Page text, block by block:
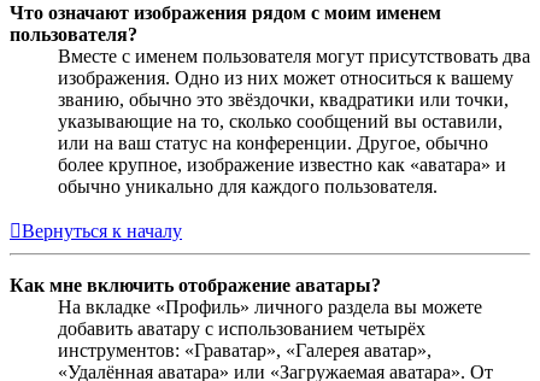
Что означают изображения рядом с моим именем
пользователя?
Вместе с именем пользователя могут присутствовать два
изображения. Одно из них может относиться к вашему
званию, обычно это звёздочки, квадратики или точки,
указывающие на то, сколько сообщений вы оставили,
или на ваш статус на конференции. Другое, обычно
более крупное, изображение известно как «аватара» и
обычно уникально для каждого пользователя.
Вернуться к началу
Как мне включить отображение аватары?
На вкладке «Профиль» личного раздела вы можете
добавить аватару с использованием четырёх
инструментов: «Граватар», «Галерея аватар»,
«Удалённая аватара» или «Загружаемая аватара». От